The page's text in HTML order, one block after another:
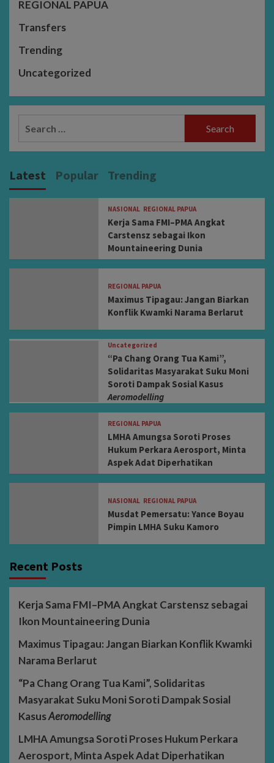
REGIONAL PAPUA
Transfers
Trending
Uncategorized
Latest Popular Trending
NASIONAL REGIONAL PAPUA
Kerja Sama FMI–PMA Angkat
Carstensz sebagai Ikon
Mountaineering Dunia
REGIONAL PAPUA
Maximus Tipagau: Jangan Biarkan
Konflik Kwamki Narama Berlarut
Uncategorized
“Pa Chang Orang Tua Kami”,
Solidaritas Masyarakat Suku Moni
Soroti Dampak Sosial Kasus
Aeromodelling
REGIONAL PAPUA
LMHA Amungsa Soroti Proses
Hukum Perkara Aerosport, Minta
Aspek Adat Diperhatikan
NASIONAL REGIONAL PAPUA
Musdat Pemersatu: Yance Boyau
Pimpin LMHA Suku Kamoro
Recent Posts
Kerja Sama FMI–PMA Angkat Carstensz sebagai
Ikon Mountaineering Dunia
Maximus Tipagau: Jangan Biarkan Konflik Kwamki
Narama Berlarut
“Pa Chang Orang Tua Kami”, Solidaritas
Masyarakat Suku Moni Soroti Dampak Sosial
KasusAeromodelling
LMHA Amungsa Soroti Proses Hukum Perkara
Aerosport, Minta Aspek Adat Diperhatikan